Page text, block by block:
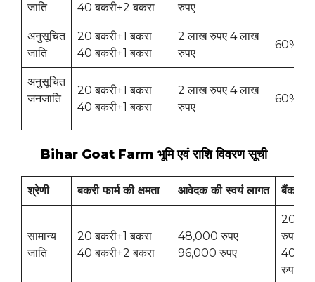
जाति
40 बकरी+2 बकरा
रुपए
अनुसूचित
जाति
20 बकरी+1 बकरा
40 बकरी+1 बकरा
2 लाख रुपए 4 लाख
रुपए
60%
अनुसूचित
जनजाति
20 बकरी+1 बकरा
40 बकरी+1 बकरा
2 लाख रुपए 4 लाख
रुपए
60%
Bihar Goat Farm भूमि एवं राशि विवरण सूची
श्रेणी बकरी फार्म की क्षमता आवेदक की स्वयं लागत बैंक
सामान्य
जाति
20 बकरी+1 बकरा
40 बकरी+2 बकरा
48,000 रुपए
96,000 रुपए
रुपए
रुपए